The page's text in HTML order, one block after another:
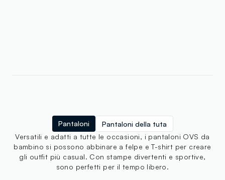
Pantaloni
Pantaloni della tuta
Versatili e adatti a tutte le occasioni, i pantaloni OVS da
bambino si possono abbinare a felpe e T-shirt per creare
gli outfit più casual. Con stampe divertenti e sportive,
sono perfetti per il tempo libero.